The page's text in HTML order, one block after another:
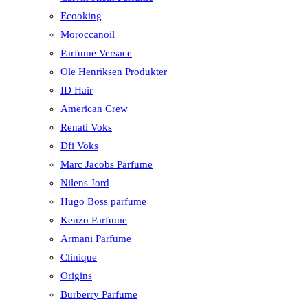
Ecooking
Moroccanoil
Parfume Versace
Ole Henriksen Produkter
ID Hair
American Crew
Renati Voks
Dfi Voks
Marc Jacobs Parfume
Nilens Jord
Hugo Boss parfume
Kenzo Parfume
Armani Parfume
Clinique
Origins
Burberry Parfume